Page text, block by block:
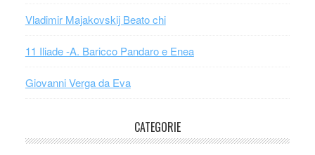
Vladimir Majakovskij Beato chi
11 Iliade -A. Baricco Pandaro e Enea
Giovanni Verga da Eva
CATEGORIE